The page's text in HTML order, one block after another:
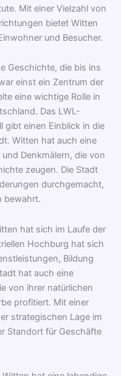
Mit einer Vielzahl von
bietet Witten
und Besucher.
Geschichte, die bis ins
einst ein Zentrum der
eine wichtige Rolle in
Das LWL-
gibt einen Einblick in die
Witten hat auch eine
Denkmälern, die von
zeugen. Die Stadt
durchgemacht,
bewahrt.
hat sich im Laufe der
Hochburg hat sich
Bildung
hat auch eine
von ihrer natürlichen
profitiert. Mit einer
strategischen Lage im
Standort für Geschäfte